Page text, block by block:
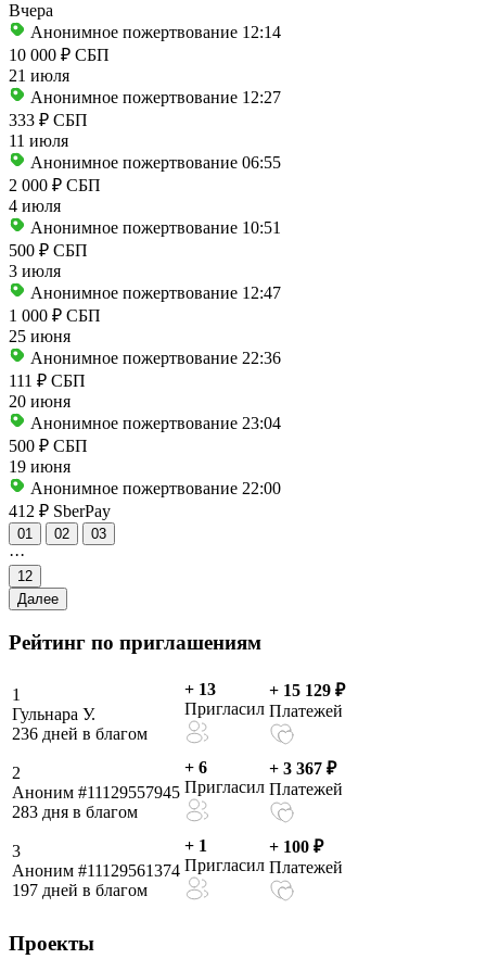
Вчера
Анонимное пожертвование 12:14
10 000 ₽ СБП
21 июля
Анонимное пожертвование 12:27
333 ₽ СБП
11 июля
Анонимное пожертвование 06:55
2 000 ₽ СБП
4 июля
Анонимное пожертвование 10:51
500 ₽ СБП
3 июля
Анонимное пожертвование 12:47
1 000 ₽ СБП
25 июня
Анонимное пожертвование 22:36
111 ₽ СБП
20 июня
Анонимное пожертвование 23:04
500 ₽ СБП
19 июня
Анонимное пожертвование 22:00
412 ₽ SberPay
01 02 03
···
12
Далее
Рейтинг по приглашениям
1
Гульнара У.
236 дней в благом
+ 13
Пригласил
+ 15 129 ₽
Платежей
2
Аноним #11129557945
283 дня в благом
+ 6
Пригласил
+ 3 367 ₽
Платежей
3
Аноним #11129561374
197 дней в благом
+ 1
Пригласил
+ 100 ₽
Платежей
Проекты